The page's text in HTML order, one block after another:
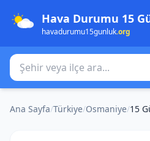
Hava Durumu 15
havadurumu15gunluk.org
Şehir veya ilçe ara
Ana Sayfa/Türkiye/Osmaniye/15